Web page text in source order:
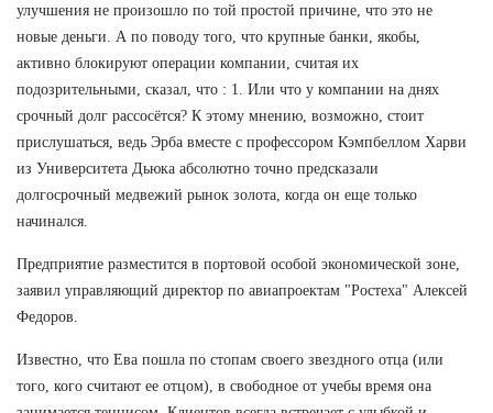
улучшения не произошло по той простой причине, что это не
новые деньги. А по поводу того, что крупные банки, якобы,
активно блокируют операции компании, считая их
подозрительными, сказал, что : 1. Или что у компании на днях
срочный долг рассосётся? К этому мнению, возможно, стоит
прислушаться, ведь Эрба вместе с профессором Кэмпбеллом Харви
из Университета Дьюка абсолютно точно предсказали
долгосрочный медвежий рынок золота, когда он еще только
начинался.
Предприятие разместится в портовой особой экономической зоне,
заявил управляющий директор по авиапроектам "Ростеха" Алексей
Федоров.
Известно, что Ева пошла по стопам своего звездного отца (или
того, кого считают ее отцом), в свободное от учебы время она